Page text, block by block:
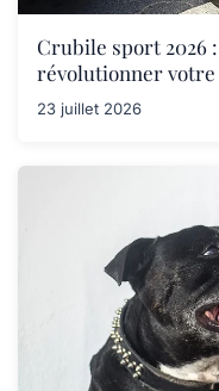
Crubile sport 2026
révolutionner
23 juillet 2026